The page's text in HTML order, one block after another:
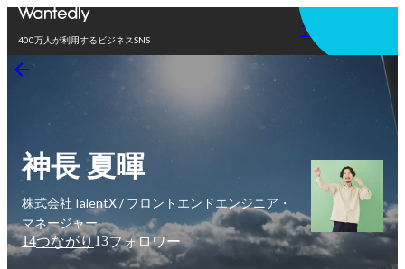
400万人が利用するビジネスSNS
アプリを使う
神長 夏暉
株式会社TalentX / フロントエンドエンジニア・
マネージャー
14つながり13フォロワー